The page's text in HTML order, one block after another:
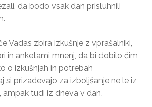
da bodo vsak dan prisluhnili
Vadas zbira izkušnje z vprašalniki,
in anketami mnenj, da bi dobilo čim
o izkušnjah in potrebah
si prizadevajo za izboljšanje ne le iz
tudi iz dneva v dan.